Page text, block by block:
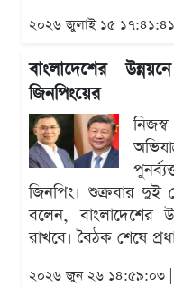
২০২৬ জুলাই ১৫
বাংলাদেশের
জিনপিংয়ের
জিনপিং। শুক্রবার দুই
বলেন, বাংলাদেশের
রাখবে। বৈঠক শেষে
২০২৬ জুন ২৬ ১৪:৫৯:০৩